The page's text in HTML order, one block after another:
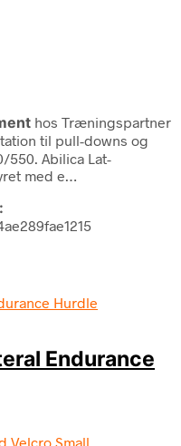
hos Træningspartner
til pull-downs og
550. Abilica Lat-
med e…
Endurance